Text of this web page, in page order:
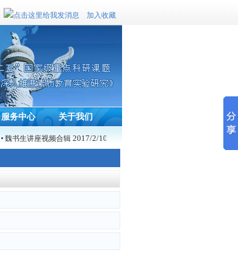
加入收藏
联系我们
服务中心 关于我们
魏书生讲座视频合辑 2017/2/10